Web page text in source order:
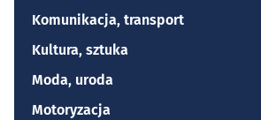
Komunikacja, transport
Kultura, sztuka
Moda, uroda
Motoryzacja